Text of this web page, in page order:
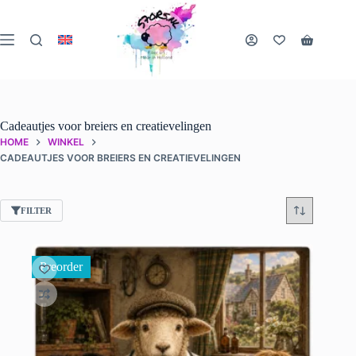
de
inhoud
Cadeautjes voor breiers en creatievelingen
HOME
WINKEL
CADEAUTJES VOOR BREIERS EN CREATIEVELINGEN
FILTER
Preorder